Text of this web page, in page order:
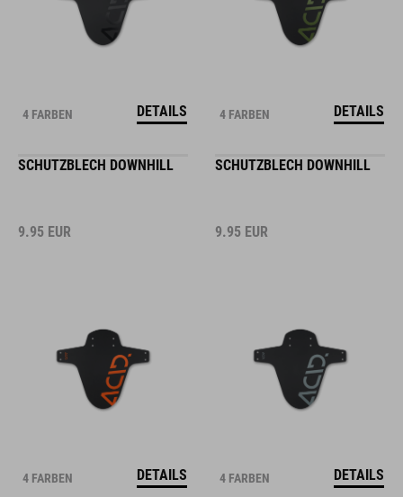
4 FARBEN DETAILS 4 FARBEN DETAILS
SCHUTZBLECH DOWNHILL
9.95 EUR
4 FARBEN DETAILS
SCHUTZBLECH DOWNHILL
9.95 EUR
4 FARBEN DETAILS